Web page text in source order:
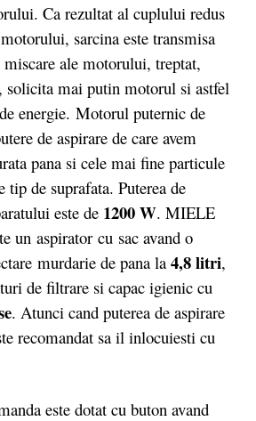
Ca rezultat al cuplului redus
sarcina este transmisa
ale motorului, treptat,
solicita mai putin motorul si astfel
energie. Motorul puternic de
de aspirare de care avem
pana si cele mai fine particule
tip de suprafata. Puterea de
este de 1200 W. MIELE
un aspirator cu sac avand o
murdarie de pana la 4,8 litri,
de filtrare si capac igienic cu
. Atunci cand puterea de aspirare
recomandat sa il inlocuiesti cu
este dotat cu buton avand